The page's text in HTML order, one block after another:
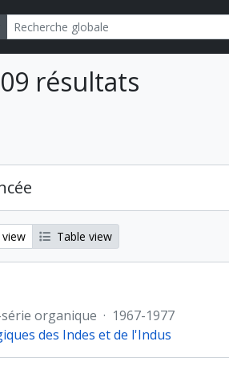
options
résultats
view Table view
organique · 1967-1977
des Indes et de l'Indus